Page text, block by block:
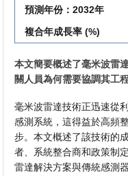
預測年份：2032年
複合年成長率 (%)
本文簡要概述了毫米波雷
關人員為何需要協調其工
毫米波雷達技術正迅速從
感測系統，這得益於高頻
步。本文概述了該技術的
者、系統整合商和政策制
雷達解決方案與傳統感測